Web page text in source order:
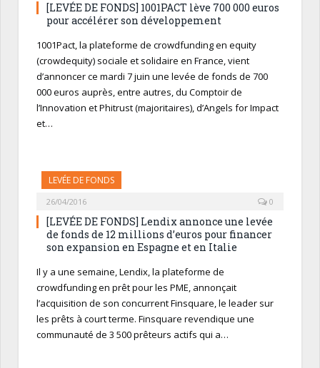
[LEVÉE DE FONDS] 1001PACT lève 700 000 euros
pour accélérer son développement
1001Pact, la plateforme de crowdfunding en equity
(crowdequity) sociale et solidaire en France, vient
d’annoncer ce mardi 7 juin une levée de fonds de 700
000 euros auprès, entre autres, du Comptoir de
l’Innovation et Phitrust (majoritaires), d’Angels for Impact
et…
LEVÉE DE FONDS
26/04/2016 0
[LEVÉE DE FONDS] Lendix annonce une levée
de fonds de 12 millions d’euros pour financer
son expansion en Espagne et en Italie
Il y a une semaine, Lendix, la plateforme de
crowdfunding en prêt pour les PME, annonçait
l’acquisition de son concurrent Finsquare, le leader sur
les prêts à court terme. Finsquare revendique une
communauté de 3 500 prêteurs actifs qui a…